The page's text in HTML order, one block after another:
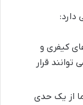
دارد:
کیفری و
قرار
از یک حدی